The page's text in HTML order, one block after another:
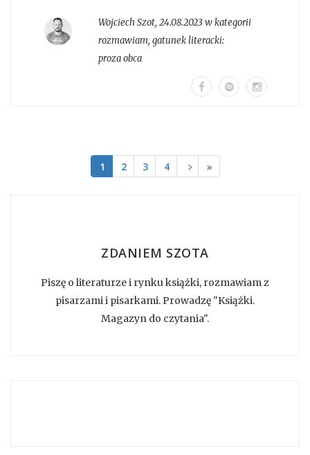
Wojciech Szot, 24.08.2023 w kategorii
rozmawiam, gatunek literacki:
proza obca
1 2 3 4 ﹥ »
ZDANIEM SZOTA
Piszę o literaturze i rynku książki, rozmawiam z
pisarzami i pisarkami. Prowadzę "Książki.
Magazyn do czytania".